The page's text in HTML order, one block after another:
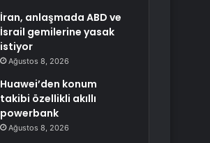
İran, anlaşmada ABD ve
İsrail gemilerine yasak
istiyor
Ağustos 8, 2026
Huawei’den konum
takibi özellikli akıllı
powerbank
Ağustos 8, 2026